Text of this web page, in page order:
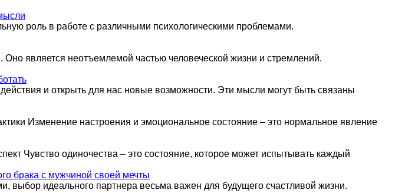
роль в работе с различными психологическими проблемами.
является неотъемлемой частью человеческой жизни и стремлений.
и открыть для нас новые возможности. Эти мысли могут быть связаны
Изменение настроения и эмоциональное состояние – это нормальное явление
Чувство одиночества – это состояние, которое может испытывать каждый
брака с мужчиной своей мечты
выбор идеального партнера весьма важен для будущего счастливой жизни.